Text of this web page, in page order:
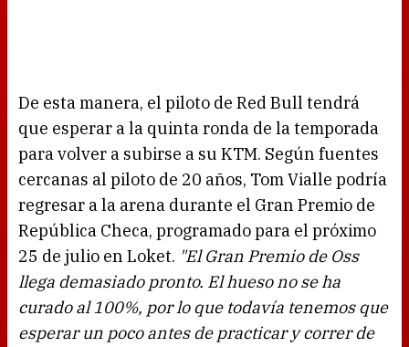
De esta manera, el piloto de Red Bull tendrá
que esperar a la quinta ronda de la temporada
para volver a subirse a su KTM. Según fuentes
cercanas al piloto de 20 años, Tom Vialle podría
regresar a la arena durante el Gran Premio de
República Checa, programado para el próximo
25 de julio en Loket. "El Gran Premio de Oss
llega demasiado pronto. El hueso no se ha
curado al 100%, por lo que todavía tenemos que
esperar un poco antes de practicar y correr de